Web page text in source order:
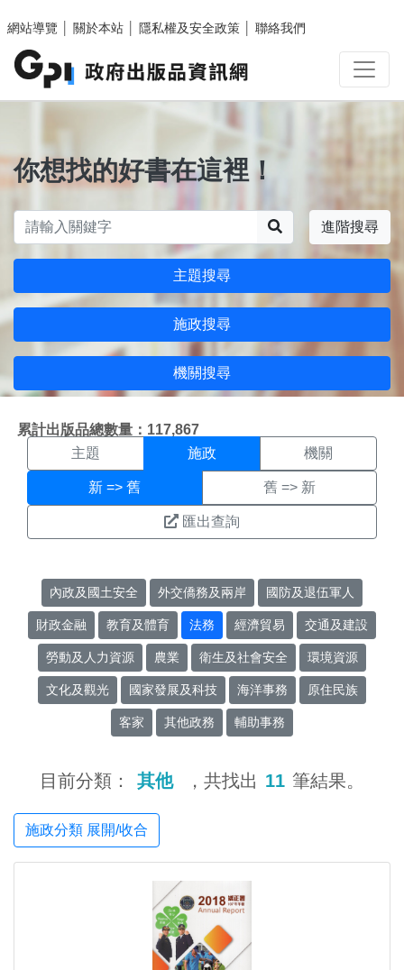
網站導覽
關於本站 隱私權及安全政策 聯絡我們
你想找的好書在這裡！
進階搜尋
主題搜尋
施政搜尋
機關搜尋
累計出版品總數量：117,867
施政搜尋結果頁面
主題 施政 機關
新 => 舊 舊 => 新
匯出查詢
內政及國土安全 外交僑務及兩岸 國防及退伍軍人
財政金融 教育及體育 法務 經濟貿易 交通及建設
勞動及人力資源 農業 衛生及社會安全 環境資源
文化及觀光 國家發展及科技 海洋事務 原住民族
客家 其他政務 輔助事務
目前分類： 其他 ，共找出 11 筆結果。
施政分類 展開/收合